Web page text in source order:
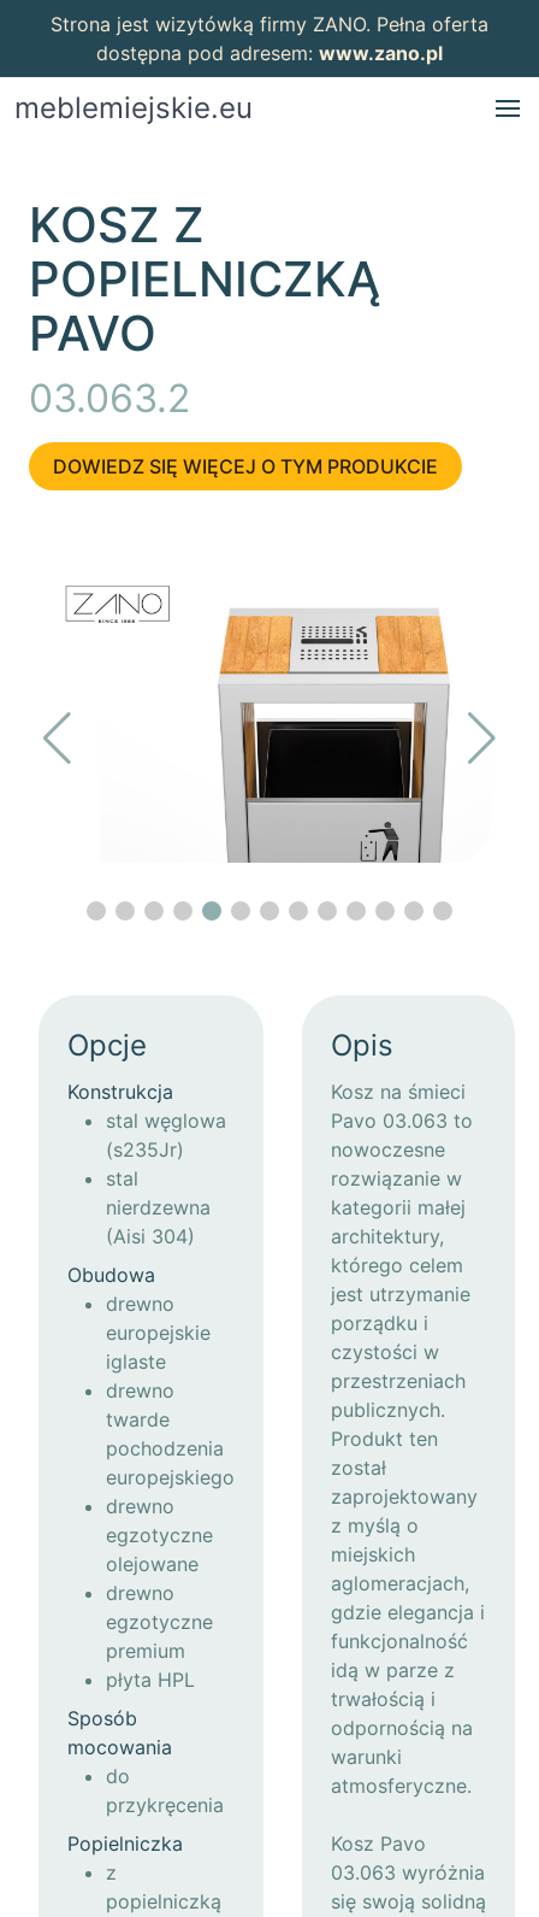
Strona jest wizytówką firmy ZANO. Pełna oferta
dostępna pod adresem: www.zano.pl
meblemiejskie.eu
KOSZ Z
POPIELNICZKĄ
PAVO
03.063.2
DOWIEDZ SIĘ WIĘCEJ O TYM PRODUKCIE
Opcje
Konstrukcja
stal węglowa
(s235Jr)
stal
nierdzewna
(Aisi 304)
Obudowa
drewno
europejskie
iglaste
drewno
twarde
pochodzenia
europejskiego
drewno
egzotyczne
olejowane
drewno
egzotyczne
premium
płyta HPL
Sposób
mocowania
do
przykręcenia
Popielniczka
z
popielniczką
Opis
Kosz na śmieci
Pavo 03.063 to
nowoczesne
rozwiązanie w
kategorii małej
architektury,
którego celem
jest utrzymanie
porządku i
czystości w
przestrzeniach
publicznych.
Produkt ten
został
zaprojektowany
z myślą o
miejskich
aglomeracjach,
gdzie elegancja i
funkcjonalność
idą w parze z
trwałością i
odpornością na
warunki
atmosferyczne.
Kosz Pavo
03.063 wyróżnia
się swoją solidną